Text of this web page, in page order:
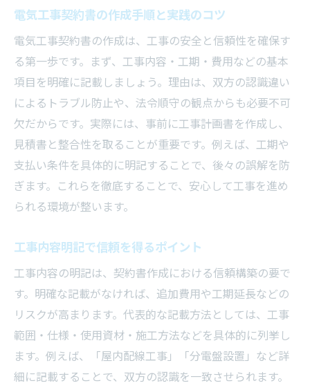
発注者・請負者間で透明性を高める工夫
契約書の正確な記載でトラブルを予防
実務経験を活かした電気工事契約書の作成
術
信頼構築に役立つ書き方と現場ノウハウ
電気工事契約書の作成手順と実践のコツ
電気工事契約書の作成は、工事の安全と信頼性を確保す
る第一歩です。まず、工事内容・工期・費用などの基本
項目を明確に記載しましょう。理由は、双方の認識違い
によるトラブル防止や、法令順守の観点からも必要不可
欠だからです。実際には、事前に工事計画書を作成し、
見積書と整合性を取ることが重要です。例えば、工期や
支払い条件を具体的に明記することで、後々の誤解を防
ぎます。これらを徹底することで、安心して工事を進め
られる環境が整います。
工事内容明記で信頼を得るポイント
工事内容の明記は、契約書作成における信頼構築の要で
す。明確な記載がなければ、追加費用や工期延長などの
リスクが高まります。代表的な記載方法としては、工事
範囲・仕様・使用資材・施工方法などを具体的に列挙し
ます。例えば、「屋内配線工事」「分電盤設置」など詳
細に記載することで、双方の認識を一致させられます。